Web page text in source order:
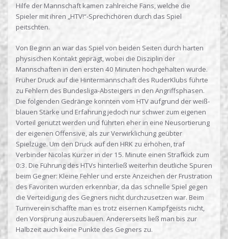
Hilfe der Mannschaft kamen zahlreiche Fans, welche die
Spieler mit ihren „HTV!“-Sprechchören durch das Spiel
peitschten.
Von Beginn an war das Spiel von beiden Seiten durch harten
physischen Kontakt geprägt, wobei die Disziplin der
Mannschaften in den ersten 40 Minuten hochgehalten wurde.
Früher Druck auf die Hintermannschaft des RuderKlubs führte
zu Fehlern des Bundesliga-Absteigers in den Angriffsphasen.
Die folgenden Gedränge konnten vom HTV aufgrund der weiß-
blauen Stärke und Erfahrung jedoch nur schwer zum eigenen
Vorteil genutzt werden und führten eher in eine Neusortierung
der eigenen Offensive, als zur Verwirklichung geübter
Spielzüge. Um den Druck auf den HRK zu erhöhen, traf
Verbinder Nicolas Kurzer in der 15. Minute einen Strafkick zum
0:3. Die Führung des HTVs hinterließ weiterhin deutliche Spuren
beim Gegner: Kleine Fehler und erste Anzeichen der Frustration
des Favoriten wurden erkennbar, da das schnelle Spiel gegen
die Verteidigung des Gegners nicht durchzusetzen war. Beim
Turnverein schaffte man es trotz eisernen Kampfgeists nicht,
den Vorsprung auszubauen. Andererseits ließ man bis zur
Halbzeit auch keine Punkte des Gegners zu.